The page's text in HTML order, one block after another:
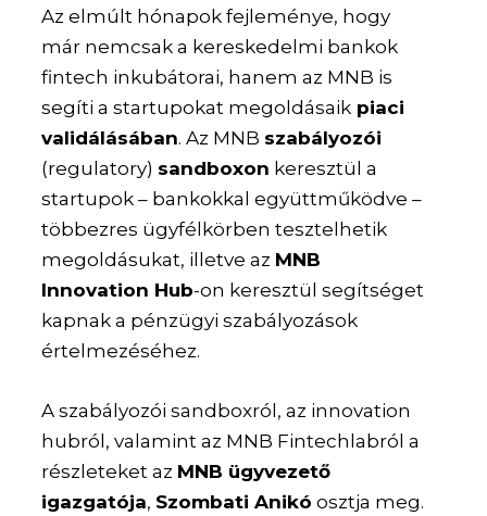
Az elmúlt hónapok fejleménye, hogy
már nemcsak a kereskedelmi bankok
fintech inkubátorai, hanem az MNB is
segíti a startupokat megoldásaik piaci
validálásában. Az MNB szabályozói
(regulatory) sandboxon keresztül a
startupok – bankokkal együttműködve –
többezres ügyfélkörben tesztelhetik
megoldásukat, illetve az MNB
Innovation Hub-on keresztül segítséget
kapnak a pénzügyi szabályozások
értelmezéséhez.
A szabályozói sandboxról, az innovation
hubról, valamint az MNB Fintechlabról a
részleteket az MNB ügyvezető
igazgatója, Szombati Anikó osztja meg.